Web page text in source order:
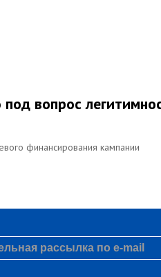
вопрос
финансирования кампании